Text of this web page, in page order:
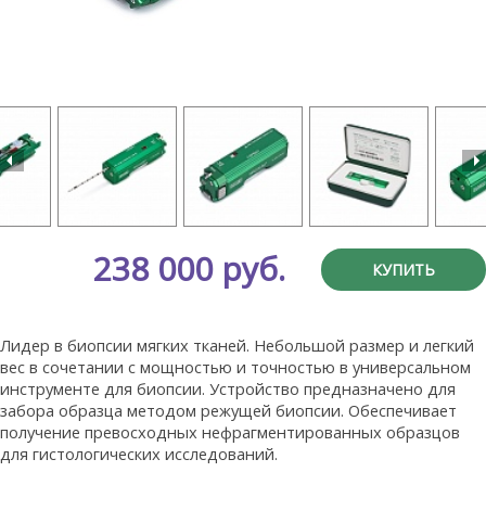
238 000 руб. КУПИТЬ
Лидер в биопсии мягких тканей. Небольшой размер и легкий
вес в сочетании с мощностью и точностью в универсальном
инструменте для биопсии. Устройство предназначено для
забора образца методом режущей биопсии. Обеспечивает
получение превосходных нефрагментированных образцов
для гистологических исследований.